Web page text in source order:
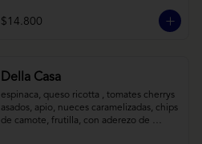
$14.800
Della Casa
espinaca, queso ricotta , tomates cherrys
asados, apio, nueces caramelizadas, chips
de camote, frutilla, con aderezo de